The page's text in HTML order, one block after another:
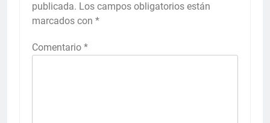
publicada. Los campos obligatorios están
marcados con *
Comentario *